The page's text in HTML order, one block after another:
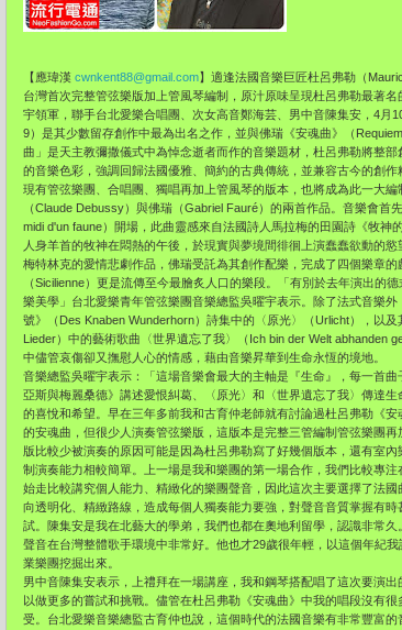
【應瑋漢 cwnkent88@gmail.com】 適逢法國音樂巨匠杜呂弗勒（
台灣首次完整管弦樂版加上管風琴編制， 原汁原味呈現杜呂弗勒最著名
宇領軍， 聯手台北愛樂合唱團、次女高音鄭海芸、男中音陳集安， 4月
9）是其少數留存創作中最為出名之作，並與佛瑞《安魂曲》（
曲」 是天主教彌撒儀式中為悼念逝者而作的音樂題材， 杜呂弗勒將整部
的音樂色彩，強調回歸法國優雅、 簡約的古典傳統，並兼容古今的創作
現有管弦樂團、合唱團、 獨唱再加上管風琴的版本， 也將成為此一大編
（Claude Debussy）與佛瑞（Gabriel Fauré）的兩首作品。音樂會首
midi d'un faune）開場，此曲靈感來自法國詩人馬拉梅的田園詩《牧神
人身羊首的牧神在悶熱的午後， 於現實與夢境間徘徊上演蠢蠢欲動的慾
梅特林克的愛情悲劇作品， 佛瑞受託為其創作配樂，完成了四個樂章的
（Sicilienne） 更是流傳至今最膾炙人口的樂段。「有別於去年演出的德
樂美學」 台北愛樂青年管弦樂團音樂總監吳曜宇表示。除了法式音樂外
號》（Des Knaben Wunderhorn）詩集中的〈原光〉（Urlicht）， 以及
Lieder）中的藝術歌曲〈世界遺忘了我〉（Ich bin der Welt abhanden
中儘管哀傷卻又撫慰人心的情感， 藉由音樂昇華到生命永恆的境地。
音樂總監吳曜宇表示：「這場音樂會最大的主軸是『生命』， 每一首曲
亞斯與梅麗桑德》講述愛恨糾葛、〈原光〉和〈世界遺忘了我〉傳達生
的喜悅和希望。 早在三年多前我和古育仲老師就有討論過杜呂弗勒《安
的安魂曲， 但很少人演奏管弦樂版， 這版本是完整三管編制管弦樂團再
版比較少被演奏的原因可能是因為杜呂弗勒寫了好幾個版本，還有室內
制演奏能力相較簡單。
上一場是我和樂團的第一場合作， 我們比較專注
始走比較講究個人能力、 精緻化的樂團聲音，因此這次主要選擇了法國
向透明化、精緻路線， 造成每個人獨奏能力要強， 對聲音音質掌握有時
試。 陳集安是我在北藝大的學弟，我們也都在奧地利留學，認識非常久。
聲音在台灣整體歌手環境中非常好。他也才29歲很年輕， 以這個年紀我
業樂團挖掘出來。
男中音陳集安表示，上禮拜在一場講座， 我和鋼琴搭配唱了這次要演出
以做更多的嘗試和挑戰。 儘管在杜呂弗勒《安魂曲》中我的唱段沒有很
受。 台北愛樂音樂總監古育仲也說， 這個時代的法國音樂有非常豐富的